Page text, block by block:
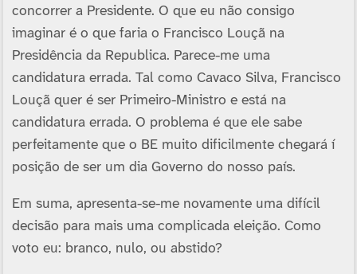
concorrer a Presidente. O que eu não consigo
imaginar é o que faria o Francisco Louçã na
Presidência da Republica. Parece-me uma
candidatura errada. Tal como Cavaco Silva, Francisco
Louçã quer é ser Primeiro-Ministro e está na
candidatura errada. O problema é que ele sabe
perfeitamente que o BE muito dificilmente chegará í
posição de ser um dia Governo do nosso paí­s.
Em suma, apresenta-se-me novamente uma difí­cil
decisão para mais uma complicada eleição. Como
voto eu: branco, nulo, ou abstido?